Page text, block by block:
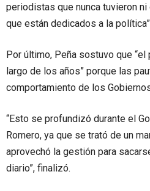
periodistas que nunca tuvieron
que están dedicados a la
Por último, Peña sostuvo que
largo de los años” porque las
comportamiento de los
“Esto se profundizó durante el
Romero, ya que se trató de un
aprovechó la gestión para
diario”, finalizó.